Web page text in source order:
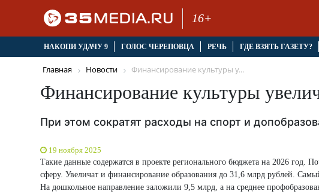
16+
НАКОПИ УДАЧУ 9 ГОЛОС ЧЕРЕПОВЦА РЕЧЬ ГДЕ ВЗЯТЬ ГАЗЕТУ?
Главная Новости Финансирование культуры у...
Финансирование культуры
При этом сократят расходы на спорт и
19 ноября 2025
Такие данные содержатся в проекте регионального бюджета на 2026 год.
сферу. Увеличат и финансирование образования до 31,6 млрд рублей.
На дошкольное направление заложили 9,5 млрд, а на среднее